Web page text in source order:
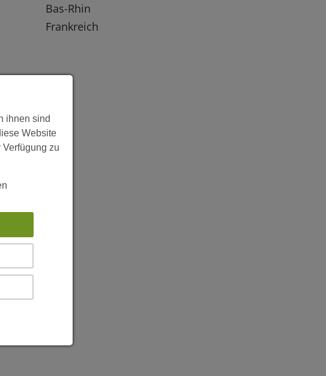
Bas-Rhin
Frankreich
ihnen sind
Website
zu